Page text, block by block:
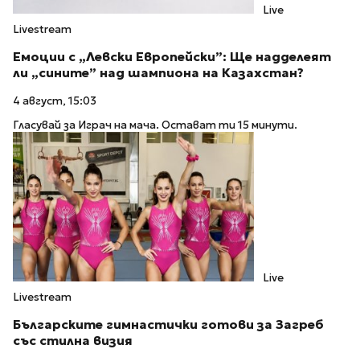
Live
Livestream
Емоции с „Левски Европейски”: Ще надделеят
ли „сините” над шампиона на Казахстан?
4 август, 15:03
Гласувай за Играч на мача. Остават ти 15 минути.
Live
Livestream
Българските гимнастички готови за Загреб
със стилна визия